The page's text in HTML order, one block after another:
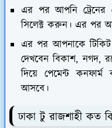
এর পর আপনি
সিলেক্ট করুন। এর পর
এর পর আপনাকে টিকিট
দেখবেন বিকাশ, নগদ,
দিয়ে পেমেন্ট
আসবে।
ঢাকা টু রাজশাহী কত